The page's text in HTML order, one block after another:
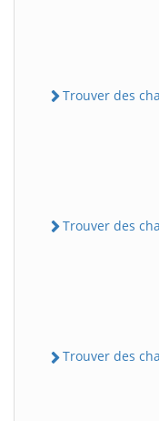
Trouver des
Trouver des
Trouver des